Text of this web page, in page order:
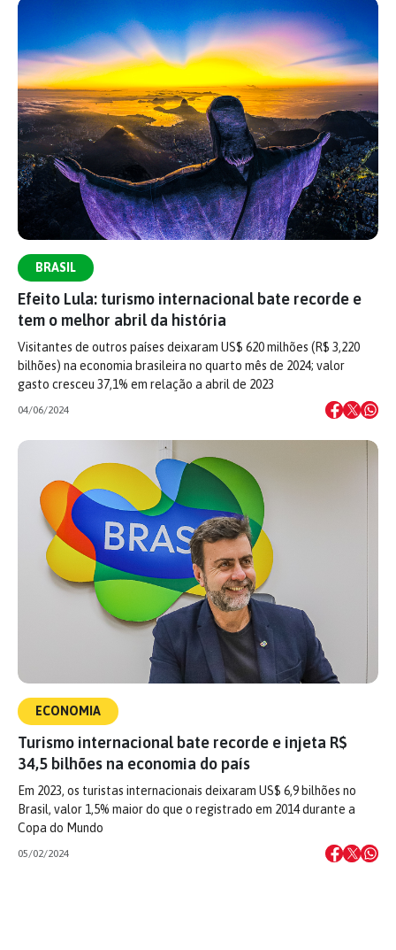
BRASIL
Efeito Lula: turismo internacional bate recorde e
tem o melhor abril da história
Visitantes de outros países deixaram US$ 620 milhões (R$ 3,220
bilhões) na economia brasileira no quarto mês de 2024; valor
gasto cresceu 37,1% em relação a abril de 2023
04/06/2024
ECONOMIA
Turismo internacional bate recorde e injeta R$
34,5 bilhões na economia do país
Em 2023, os turistas internacionais deixaram US$ 6,9 bilhões no
Brasil, valor 1,5% maior do que o registrado em 2014 durante a
Copa do Mundo
05/02/2024